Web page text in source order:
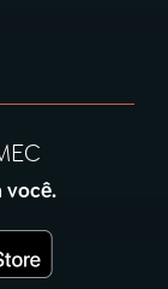
você.